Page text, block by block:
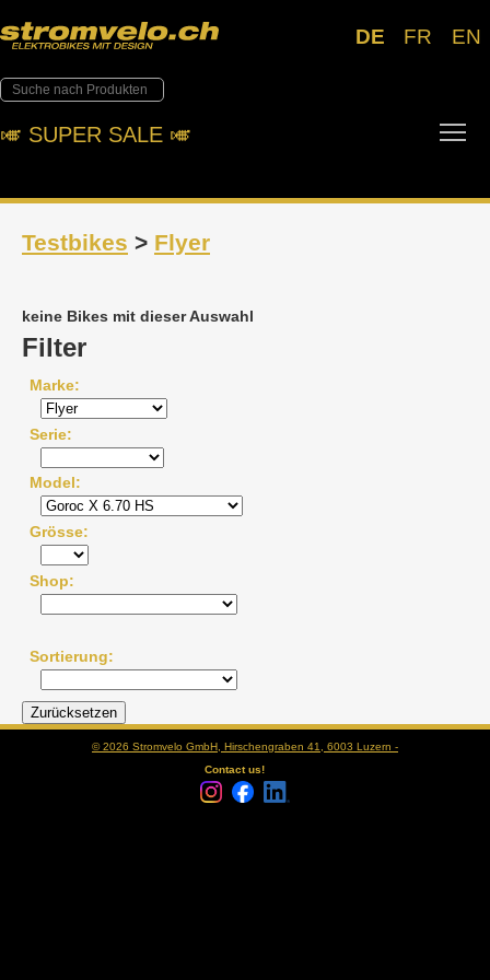
DE FR EN
🎺︎ SUPER SALE 🎺︎
Testbikes > Flyer
keine Bikes mit dieser Auswahl
Filter
Marke
Serie
Model
Grösse
Shop
Sortierung
© 2026 Stromvelo GmbH, Hirschengraben 41, 6003 Luzern -
Contact us!